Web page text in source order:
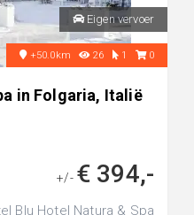
Eigen vervoer
+50.0km 26 1 0
in Folgaria, Italië
+/- € 394,-
Blu Hotel Natura & Spa